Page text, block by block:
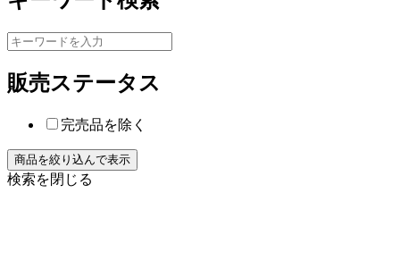
販売ステータス
完売品を除く
検索を閉じる